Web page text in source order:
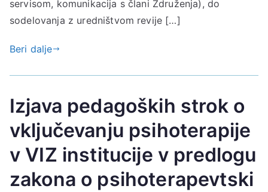
servisom, komunikacija s člani Združenja), do
sodelovanja z uredništvom revije […]
Beri dalje
Izjava pedagoških strok o
vključevanju psihoterapije
v VIZ institucije v predlogu
zakona o psihoterapevtski